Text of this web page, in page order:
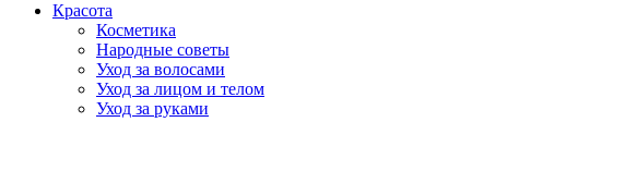
Красота
Косметика
Народные советы
Уход за волосами
Уход за лицом и телом
Уход за руками